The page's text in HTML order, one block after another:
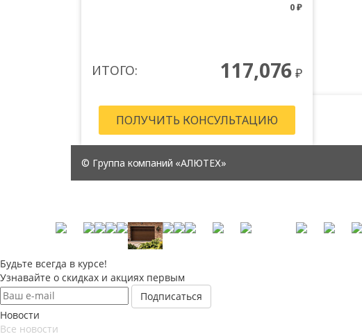
Будьте всегда в курсе!
Узнавайте о скидках и акциях первым
Новости
Все новости